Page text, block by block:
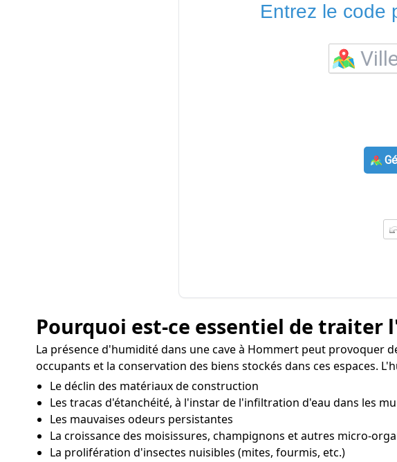
Entrez le code
Pourquoi est-ce essentiel de traiter
La présence d'humidité dans une cave à Hommert peut provoquer
occupants et la conservation des biens stockés dans ces espaces.
Le déclin des matériaux de construction
Les tracas d'étanchéité, à l'instar de l'infiltration d'eau dans les
Les mauvaises odeurs persistantes
La croissance des moisissures, champignons et autres micro-
La prolifération d'insectes nuisibles (mites, fourmis, etc.)